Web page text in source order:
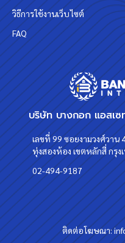
บริษัท บางกอก แอสเซ
เลขที่ 99 ซอยงามวงศ์วาน
ทุ่งสองห้อง เขตหลักสี่ กรุ
02-494-9187
ติดต่อโฆษณา:
วิธีการใช้งานเว็บไซต์
FAQ